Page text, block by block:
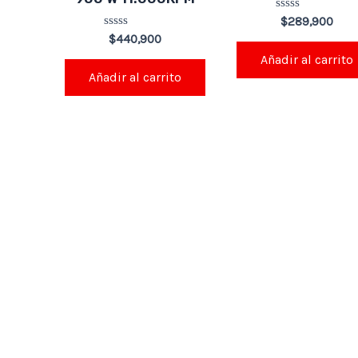
Valorado
en
0
de
5
$440,900
Añadir al carrito
Valorado
en
0
de
5
$289,900
Añadir al carrito